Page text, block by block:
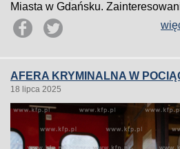
Miasta w Gdańsku.
AFERA KRYMINALNA W
18 lipca 2025